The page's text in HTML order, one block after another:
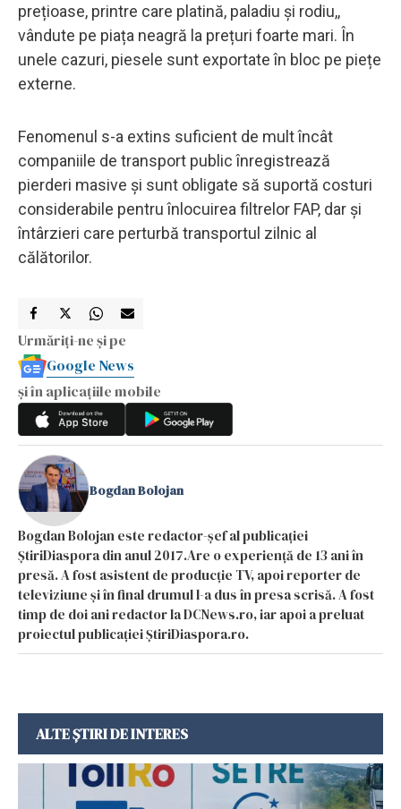
prețioase, printre care platină, paladiu și rodiu,,
vândute pe piața neagră la prețuri foarte mari. În
unele cazuri, piesele sunt exportate în bloc pe piețe
externe.
Fenomenul s-a extins suficient de mult încât
companiile de transport public înregistrează
pierderi masive și sunt obligate să suportă costuri
considerabile pentru înlocuirea filtrelor FAP, dar și
întârzieri care perturbă transportul zilnic al
călătorilor.
Urmăriți-ne și pe
Google News
și în aplicațiile mobile
Bogdan Bolojan
Bogdan Bolojan este redactor-șef al publicației
ȘtiriDiaspora din anul 2017.Are o experiență de 13 ani în
presă. A fost asistent de producție TV, apoi reporter de
televiziune și în final drumul l-a dus în presa scrisă. A fost
timp de doi ani redactor la DCNews.ro, iar apoi a preluat
proiectul publicației ȘtiriDiaspora.ro.
ALTE ȘTIRI DE INTERES